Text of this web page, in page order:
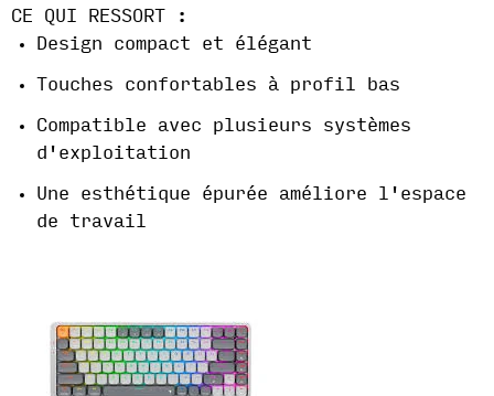
CE QUI RESSORT :
Design compact et élégant
Touches confortables à profil bas
Compatible avec plusieurs systèmes
d'exploitation
Une esthétique épurée améliore l'espace
de travail